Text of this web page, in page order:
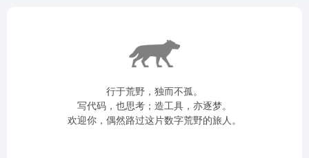
行于荒野，独而不孤。
写代码，也思考；造工具，亦逐梦。
欢迎你，偶然路过这片数字荒野的旅人。